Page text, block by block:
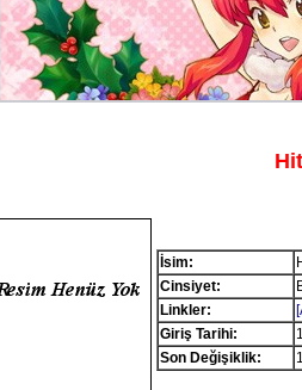
İsim:
Cinsiyet:
Linkler:
Giriş Tarihi:
Son Değişiklik: